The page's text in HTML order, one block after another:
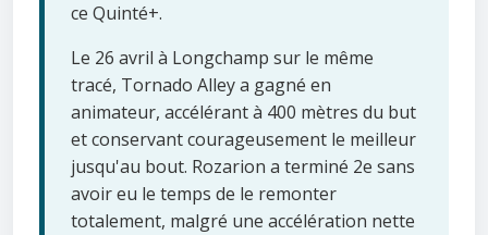
ce Quinté+.
Le 26 avril à Longchamp sur le même
tracé, Tornado Alley a gagné en
animateur, accélérant à 400 mètres du but
et conservant courageusement le meilleur
jusqu'au bout. Rozarion a terminé 2e sans
avoir eu le temps de le remonter
totalement, malgré une accélération nette